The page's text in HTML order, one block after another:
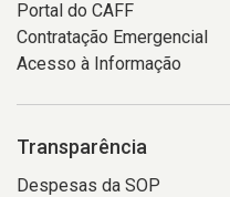
Portal do CAFF
Contratação Emergencial
Acesso à Informação
Transparência
Despesas da SOP